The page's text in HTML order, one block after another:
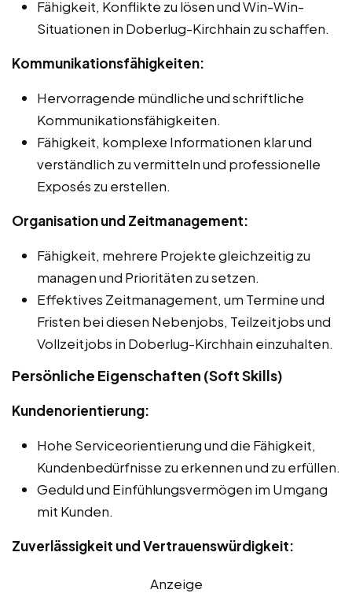
Fähigkeit, Konflikte zu lösen und Win-Win-
Situationen in Doberlug-Kirchhain zu schaffen.
Kommunikationsfähigkeiten:
Hervorragende mündliche und schriftliche
Kommunikationsfähigkeiten.
Fähigkeit, komplexe Informationen klar und
verständlich zu vermitteln und professionelle
Exposés zu erstellen.
Organisation und Zeitmanagement:
Fähigkeit, mehrere Projekte gleichzeitig zu
managen und Prioritäten zu setzen.
Effektives Zeitmanagement, um Termine und
Fristen bei diesen Nebenjobs, Teilzeitjobs und
Vollzeitjobs in Doberlug-Kirchhain einzuhalten.
Persönliche Eigenschaften (Soft Skills)
Kundenorientierung:
Hohe Serviceorientierung und die Fähigkeit,
Kundenbedürfnisse zu erkennen und zu erfüllen.
Geduld und Einfühlungsvermögen im Umgang
mit Kunden.
Zuverlässigkeit und Vertrauenswürdigkeit:
Anzeige